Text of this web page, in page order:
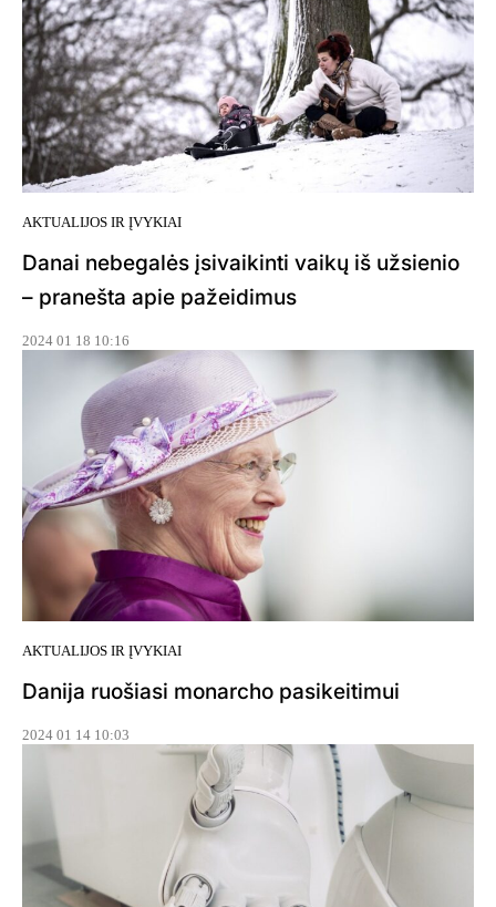
AKTUALIJOS IR ĮVYKIAI
Danai nebegalės įsivaikinti vaikų iš užsienio
– pranešta apie pažeidimus
2024 01 18 10:16
AKTUALIJOS IR ĮVYKIAI
Danija ruošiasi monarcho pasikeitimui
2024 01 14 10:03